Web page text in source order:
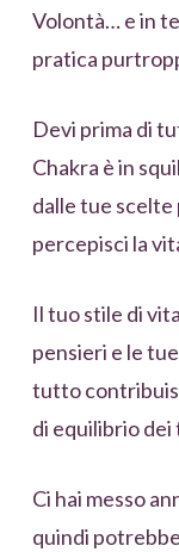
Volontà… e in
pratica
Devi prima di
Chakra è in
dalle tue scelte
percepisci la
Il tuo stile di
pensieri e le
tutto
di equilibrio dei
Ci hai messo
quindi